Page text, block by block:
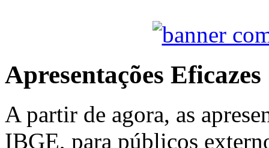
Apresentações Eficazes
A partir de agora, as
IBGE, para públicos